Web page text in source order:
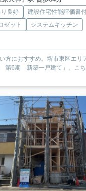
良好 建設住宅性能評価書
ゼット
システムキッチン
方におすすめ。堺市東区エリ
第6期 新築一戸建て」。こち